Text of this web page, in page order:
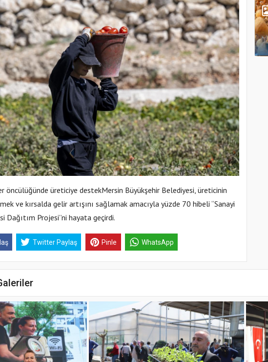
öncülüğünde üreticiye destekMersin Büyükşehir Belediyesi, üreticinin
ve kırsalda gelir artışını sağlamak amacıyla yüzde 70 hibeli “Sanayi
Dağıtım Projesi”ni hayata geçirdi.
Twitter Paylaş Pinle WhatsApp